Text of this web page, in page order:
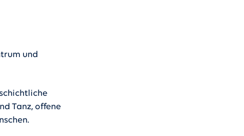
und
Tanz, offene